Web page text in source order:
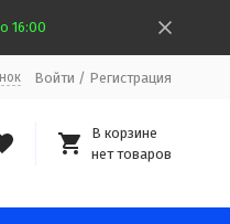
16:00
Войти / Регистрация
В корзине
нет товаров